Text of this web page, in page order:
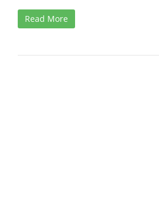
Read More